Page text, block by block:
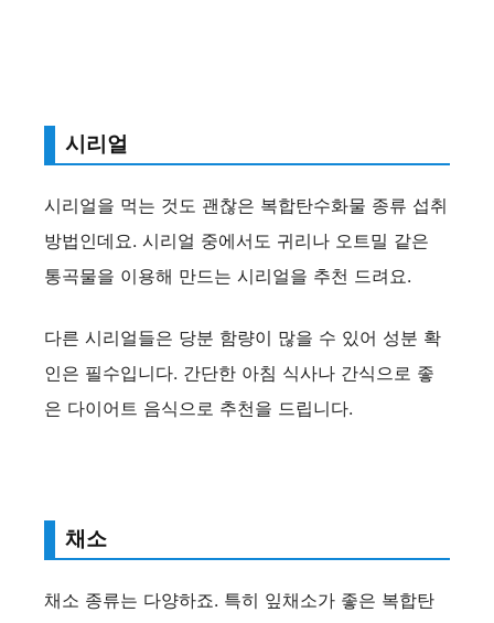
시리얼
시리얼을 먹는 것도 괜찮은 복합탄수화물 종류 섭취
방법인데요. 시리얼 중에서도 귀리나 오트밀 같은
통곡물을 이용해 만드는 시리얼을 추천 드려요.
다른 시리얼들은 당분 함량이 많을 수 있어 성분 확
인은 필수입니다. 간단한 아침 식사나 간식으로 좋
은 다이어트 음식으로 추천을 드립니다.
채소
채소 종류는 다양하죠. 특히 잎채소가 좋은 복합탄